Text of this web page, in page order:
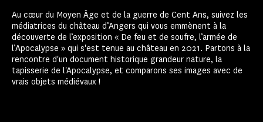
Au cœur du Moyen Âge et de la guerre de Cent Ans, suivez les
médiatrices du château d’Angers qui vous emmènent à la
découverte de l’exposition « De feu et de soufre, l’armée de
l’Apocalypse » qui s'est tenue au château en 2021. Partons à la
rencontre d'un document historique grandeur nature, la
tapisserie de l'Apocalypse, et comparons ses images avec de
vrais objets médiévaux !